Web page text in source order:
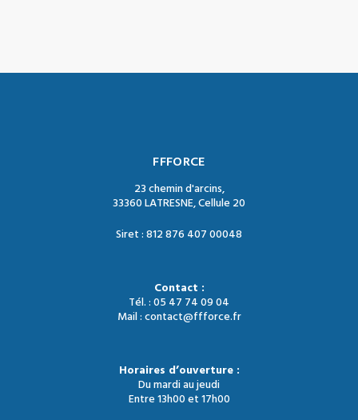
FFFORCE
23 chemin d'arcins,
33360 LATRESNE, Cellule 20
Siret : 812 876 407 00048
Contact :
Tél. : 05 47 74 09 04
Mail : contact@ffforce.fr
Horaires d’ouverture :
Du mardi au jeudi
Entre 13h00 et 17h00